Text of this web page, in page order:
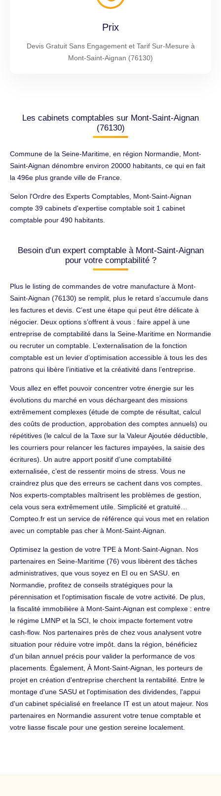
Prix
Devis Gratuit Sans Engagement et Tarif Sur-Mesure à
Mont-Saint-Aignan (76130)
Les cabinets comptables sur Mont-Saint-Aignan
(76130)
Commune de la Seine-Maritime, en région Normandie, Mont-
Saint-Aignan dénombre environ 20000 habitants, ce qui en fait
la 496e plus grande ville de France.
Selon l'Ordre des Experts Comptables, Mont-Saint-Aignan
compte 39 cabinets d'expertise comptable soit 1 cabinet
comptable pour 490 habitants.
Besoin d'un expert comptable à Mont-Saint-Aignan
pour votre comptabilité ?
Plus le listing de commandes de votre manufacture à Mont-
Saint-Aignan (76130) se remplit, plus le retard s’accumule dans
les factures et devis. C’est une étape qui peut être délicate à
négocier. Deux options s’offrent à vous : faire appel à une
entreprise de comptabilité dans la Seine-Maritime en Normandie
ou recruter un comptable. L’externalisation de la fonction
comptable est un levier d’optimisation accessible à tous les des
patrons qui libère l’initiative et la créativité dans l’entreprise.
Vous allez en effet pouvoir concentrer votre énergie sur les
évolutions du marché en vous déchargeant des missions
extrêmement complexes (étude de compte de résultat, calcul
des coûts de production, approbation des comptes annuels) ou
répétitives (le calcul de la Taxe sur la Valeur Ajoutée déductible,
les courriers pour relancer les factures impayées, la saisie des
écritures). Un autre apport positif d’une comptabilité
externalisée, c’est de ressentir moins de stress. Vous ne
craindrez plus que des erreurs se cachent dans vos comptes.
Nos experts-comptables maîtrisent les problèmes de gestion,
cela vous sera extrêmement utile. Simplicité et gratuité…
Compteo.fr est un service de référence qui vous met en relation
avec un comptable pas cher à Mont-Saint-Aignan.
Optimisez la gestion de votre TPE à Mont-Saint-Aignan. Nos
partenaires en Seine-Maritime (76) vous libèrent des tâches
administratives, que vous soyez en EI ou en SASU. en
Normandie, profitez de conseils stratégiques pour la
pérennisation et l'optimisation fiscale de votre activité. De plus,
la fiscalité immobilière à Mont-Saint-Aignan est complexe : entre
le régime LMNP et la SCI, le choix impacte fortement votre
cash-flow. Nos partenaires près de chez vous analysent votre
situation pour réduire votre impôt. dans la région, bénéficiez
d'un bilan annuel précis pour valider la performance de vos
placements. Également, À Mont-Saint-Aignan, les porteurs de
projet en création d'entreprise cherchent la rentabilité. Entre le
montage d'une SASU et l'optimisation des dividendes, l'appui
d'un cabinet spécialisé en freelance IT est un atout majeur. Nos
partenaires en Normandie assurent votre tenue comptable et
votre liasse fiscale pour une gestion sereine localement.